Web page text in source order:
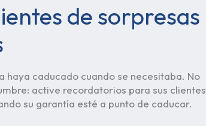
de sorpresas
haya caducado cuando se necesitaba. No
active recordatorios para sus clientes
su garantía esté a punto de caducar.